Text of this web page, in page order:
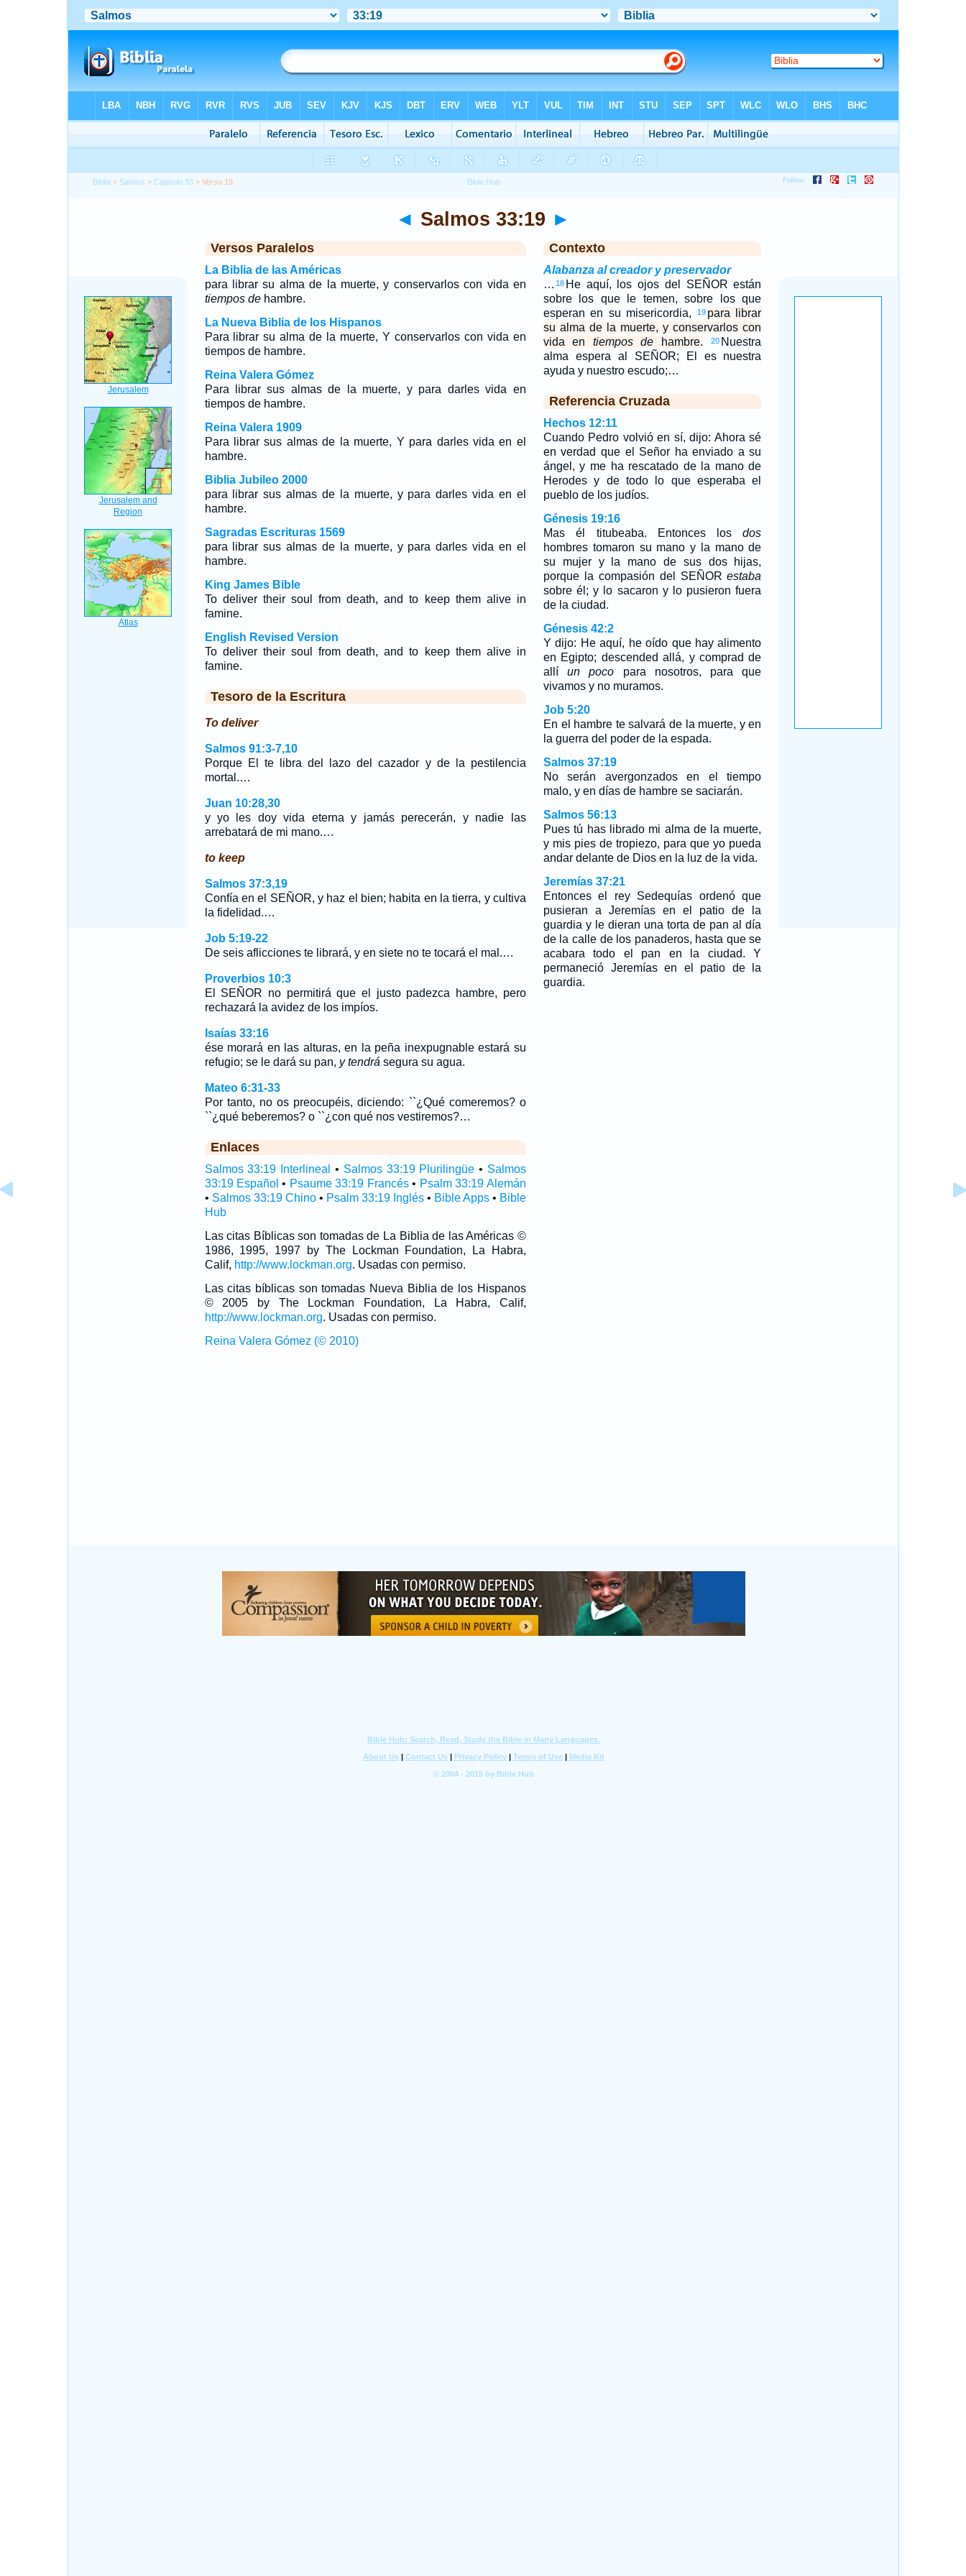
Biblia > Salmos >Capítulo 33 > Verso 19
◄ Salmos 33:19 ►
Versos Paralelos
La Biblia de las Américas
para librar su alma de la muerte, y conservarlos con vida en
tiempos dehambre.
La Nueva Biblia de los Hispanos
Para librar su alma de la muerte, Y conservarlos con vida en
tiempos de hambre.
Reina Valera Gómez
Para librar sus almas de la muerte, y para darles vida en
tiempos de hambre.
Reina Valera 1909
Para librar sus almas de la muerte, Y para darles vida en el
hambre.
Biblia Jubileo 2000
para librar sus almas de la muerte, y para darles vida en el
hambre.
Sagradas Escrituras 1569
para librar sus almas de la muerte, y para darles vida en el
hambre.
King James Bible
To deliver their soul from death, and to keep them alive in
famine.
English Revised Version
To deliver their soul from death, and to keep them alive in
famine.
Tesoro de la Escritura
To deliver
Salmos 91:3-7,10
Porque El te libra del lazo del cazador y de la pestilencia
mortal.…
Juan 10:28,30
y yo les doy vida eterna y jamás perecerán, y nadie las
arrebatará de mi mano.…
to keep
Salmos 37:3,19
Confía en el SEÑOR, y haz el bien; habita en la tierra, y cultiva
la fidelidad.…
Job 5:19-22
De seis aflicciones te librará, y en siete no te tocará el mal.…
Proverbios 10:3
El SEÑOR no permitirá que el justo padezca hambre, pero
rechazará la avidez de los impíos.
Isaías 33:16
ése morará en las alturas, en la peña inexpugnable estará su
refugio; se le dará su pan, y tendrá segura su agua.
Mateo 6:31-33
Por tanto, no os preocupéis, diciendo: ``¿Qué comeremos? o
``¿qué beberemos? o ``¿con qué nos vestiremos?…
Enlaces
Salmos 33:19 Interlineal • Salmos 33:19 Plurilingüe • Salmos
33:19 Español • Psaume 33:19 Francés• Psalm 33:19 Alemán
• Salmos 33:19 Chino• Psalm 33:19 Inglés• Bible Apps• Bible
Hub
Las citas Bíblicas son tomadas de La Biblia de las Américas ©
1986, 1995, 1997 by The Lockman Foundation, La Habra,
Calif, http://www.lockman.org. Usadas con permiso.
Las citas bíblicas son tomadas Nueva Biblia de los Hispanos
© 2005 by The Lockman Foundation, La Habra, Calif,
http://www.lockman.org. Usadas con permiso.
Reina Valera Gómez (© 2010)
Contexto
Alabanza al creador y preservador
… 18 He aquí, los ojos del SEÑOR están
sobre los que le temen, sobre los que
esperan en su misericordia,
19 para librar
su alma de la muerte, y conservarlos con
vida en tiempos de hambre. 20 Nuestra
alma espera al SEÑOR; El es nuestra
ayuda y nuestro escudo;…
Referencia Cruzada
Hechos 12:11
Cuando Pedro volvió en sí, dijo: Ahora sé
en verdad que el Señor ha enviado a su
ángel, y me ha rescatado de la mano de
Herodes y de todo lo que esperaba el
pueblo de los judíos.
Génesis 19:16
Mas él titubeaba. Entonces losdos
hombres tomaron su mano y la mano de
su mujer y la mano de sus dos hijas,
porque la compasión del SEÑORestaba
sobre él; y lo sacaron y lo pusieron fuera
de la ciudad.
Génesis 42:2
Y dijo: He aquí, he oído que hay alimento
en Egipto; descended allá, y comprad de
allíun poco para nosotros, para que
vivamos y no muramos.
Job 5:20
En el hambre te salvará de la muerte, y en
la guerra del poder de la espada.
Salmos 37:19
No serán avergonzados en el tiempo
malo, y en días de hambre se saciarán.
Salmos 56:13
Pues tú has librado mi alma de la muerte,
y mis pies de tropiezo, para que yo pueda
andar delante de Dios en la luz de la vida.
Jeremías 37:21
Entonces el rey Sedequías ordenó que
pusieran a Jeremías en el patio de la
guardia y le dieran una torta de pan al día
de la calle de los panaderos, hasta que se
acabara todo el pan en la ciudad. Y
permaneció Jeremías en el patio de la
guardia.